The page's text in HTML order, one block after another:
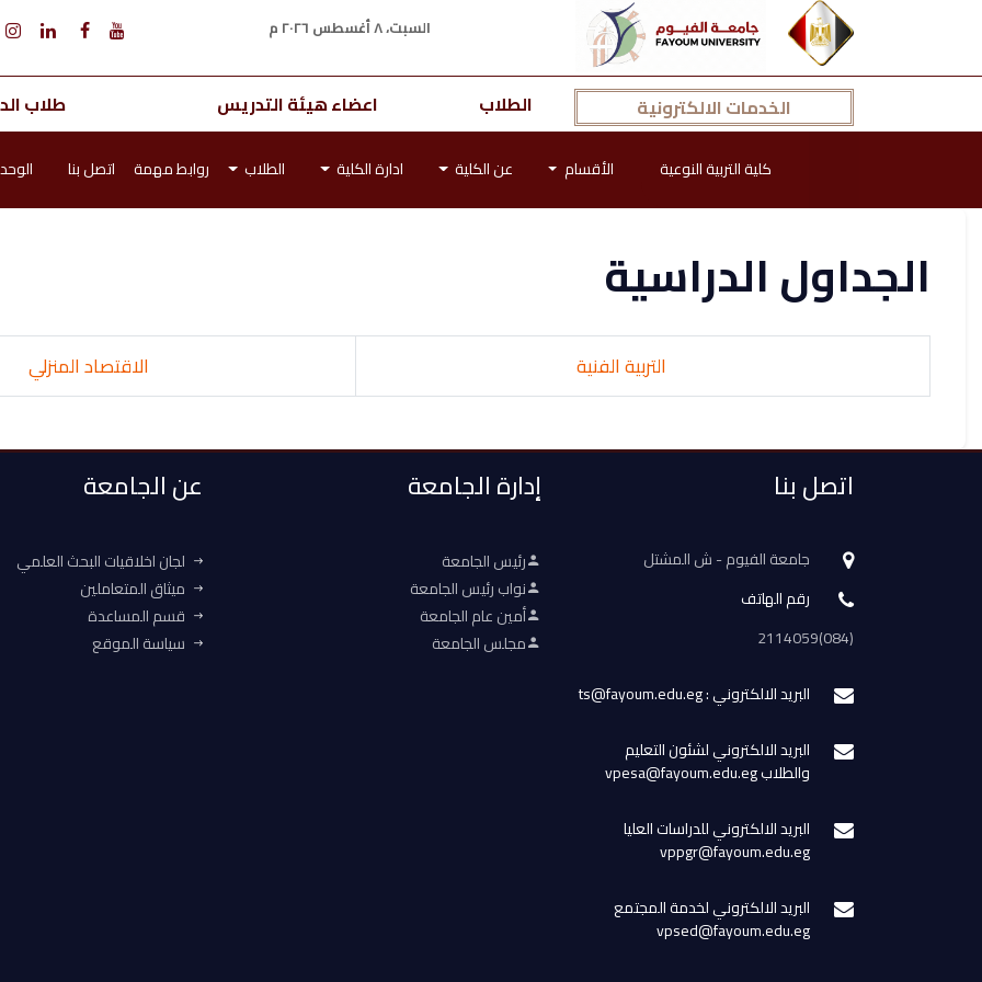
السبت، ٨ أغسطس ٢٠٢٦ م
الخدمات الالكترونية الطلاب اعضاء هيئة التدريس طلاب
كلية التربية النوعية الأقسام عن الكلية ادارة الكلية الطلاب روابط مهمة اتصل بنا
الجداول الدراسية
التربية الفنية الاقتصاد المنزلي
اتصل بنا
جامعة الفيوم - ش المشتل
رقم الهاتف
(084)2114059
البريد الالكتروني : ts@fayoum.edu.eg
البريد الالكتروني لشئون التعليم
والطلاب vpesa@fayoum.edu.eg
البريد الالكتروني للدراسات العليا
vppgr@fayoum.edu.eg
البريد الالكتروني لخدمة المجتمع
vpsed@fayoum.edu.eg
إدارة الجامعة
رئيس الجامعة
نواب رئيس الجامعة
أمين عام الجامعة
مجلس الجامعة
عن الجامعة
لجان اخلاقيات البحث العلمي
ميثاق المتعاملين
قسم المساعدة
سياسة الموقع